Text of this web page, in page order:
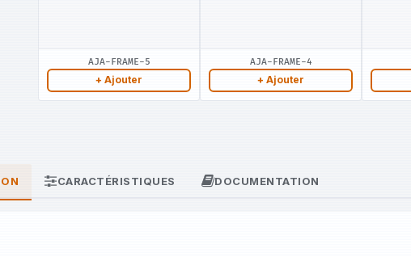
AJA-FRAME-5
+ Ajouter
AJA-FRAME-4
+ Ajouter
CARACTÉRISTIQUES DOCUMENTATION